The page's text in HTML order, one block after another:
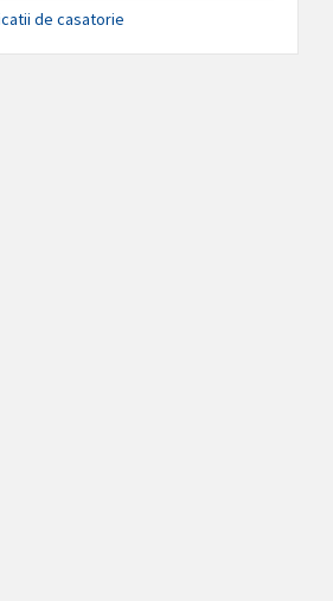
de casatorie